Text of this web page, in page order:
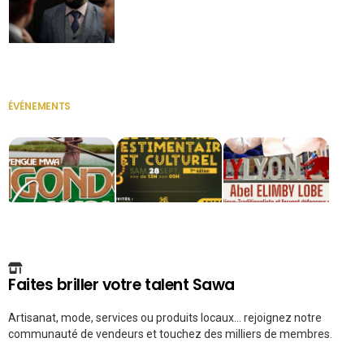
ÉVÉNEMENTS
Faites briller votre talent Sawa
Artisanat, mode, services ou produits locaux... rejoignez notre
communauté de vendeurs et touchez des milliers de membres.